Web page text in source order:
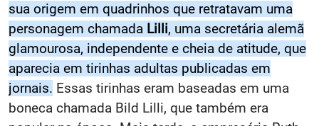
sua origem em quadrinhos que retratavam uma
personagem chamada Lilli, uma secretária alemã
glamourosa, independente e cheia de atitude, que
aparecia em tirinhas adultas publicadas em
jornais. Essas tirinhas eram baseadas em uma
boneca chamada Bild Lilli, que também era